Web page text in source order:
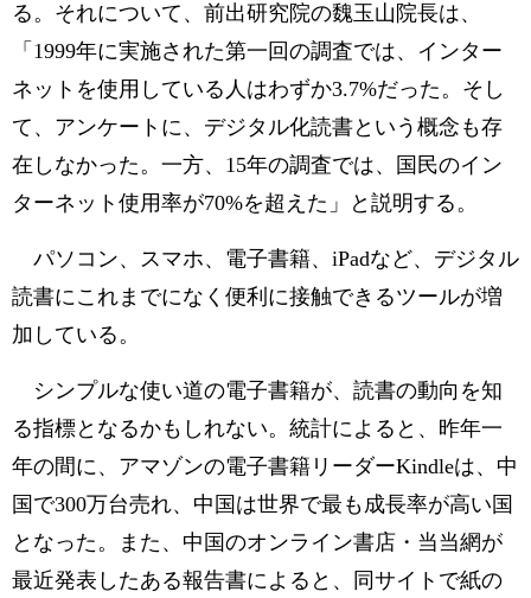
る。それについて、前出研究院の魏玉山院長は、
「1999年に実施された第一回の調査では、インター
ネットを使用している人はわずか3.7%だった。そし
て、アンケートに、デジタル化読書という概念も存
在しなかった。一方、15年の調査では、国民のイン
ターネット使用率が70%を超えた」と説明する。
パソコン、スマホ、電子書籍、iPadなど、デジタル
読書にこれまでになく便利に接触できるツールが増
加している。
シンプルな使い道の電子書籍が、読書の動向を知
る指標となるかもしれない。統計によると、昨年一
年の間に、アマゾンの電子書籍リーダーKindleは、中
国で300万台売れ、中国は世界で最も成長率が高い国
となった。また、中国のオンライン書店・当当網が
最近発表したある報告書によると、同サイトで紙の